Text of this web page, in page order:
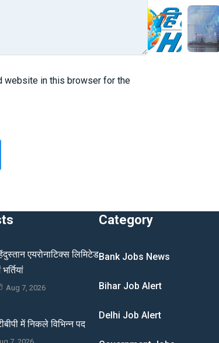
website in this browser for the
एयरोनाटिक्स लिमिटेड
Aug 7, 2026
में निकले विभिन्न पद
Category
Bank Jobs News
Bihar Job Alert
Delhi Job Alert